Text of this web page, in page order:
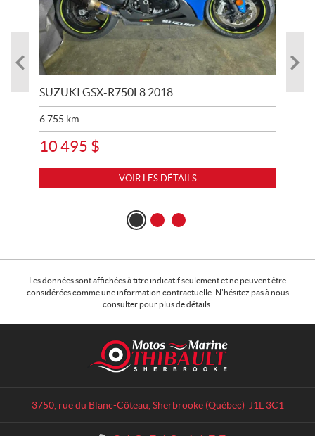
SUZUKI GSX-R750L8 2018
6 755 km
10 495 $
VOIR LES DÉTAILS
Les données sont affichées à titre indicatif seulement et ne peuvent être
considérées comme une information contractuelle. N'hésitez pas à nous
consulter pour plus de détails.
3750, rue du Blanc-Côteau Sherbrooke(Québec) J1L 3C1